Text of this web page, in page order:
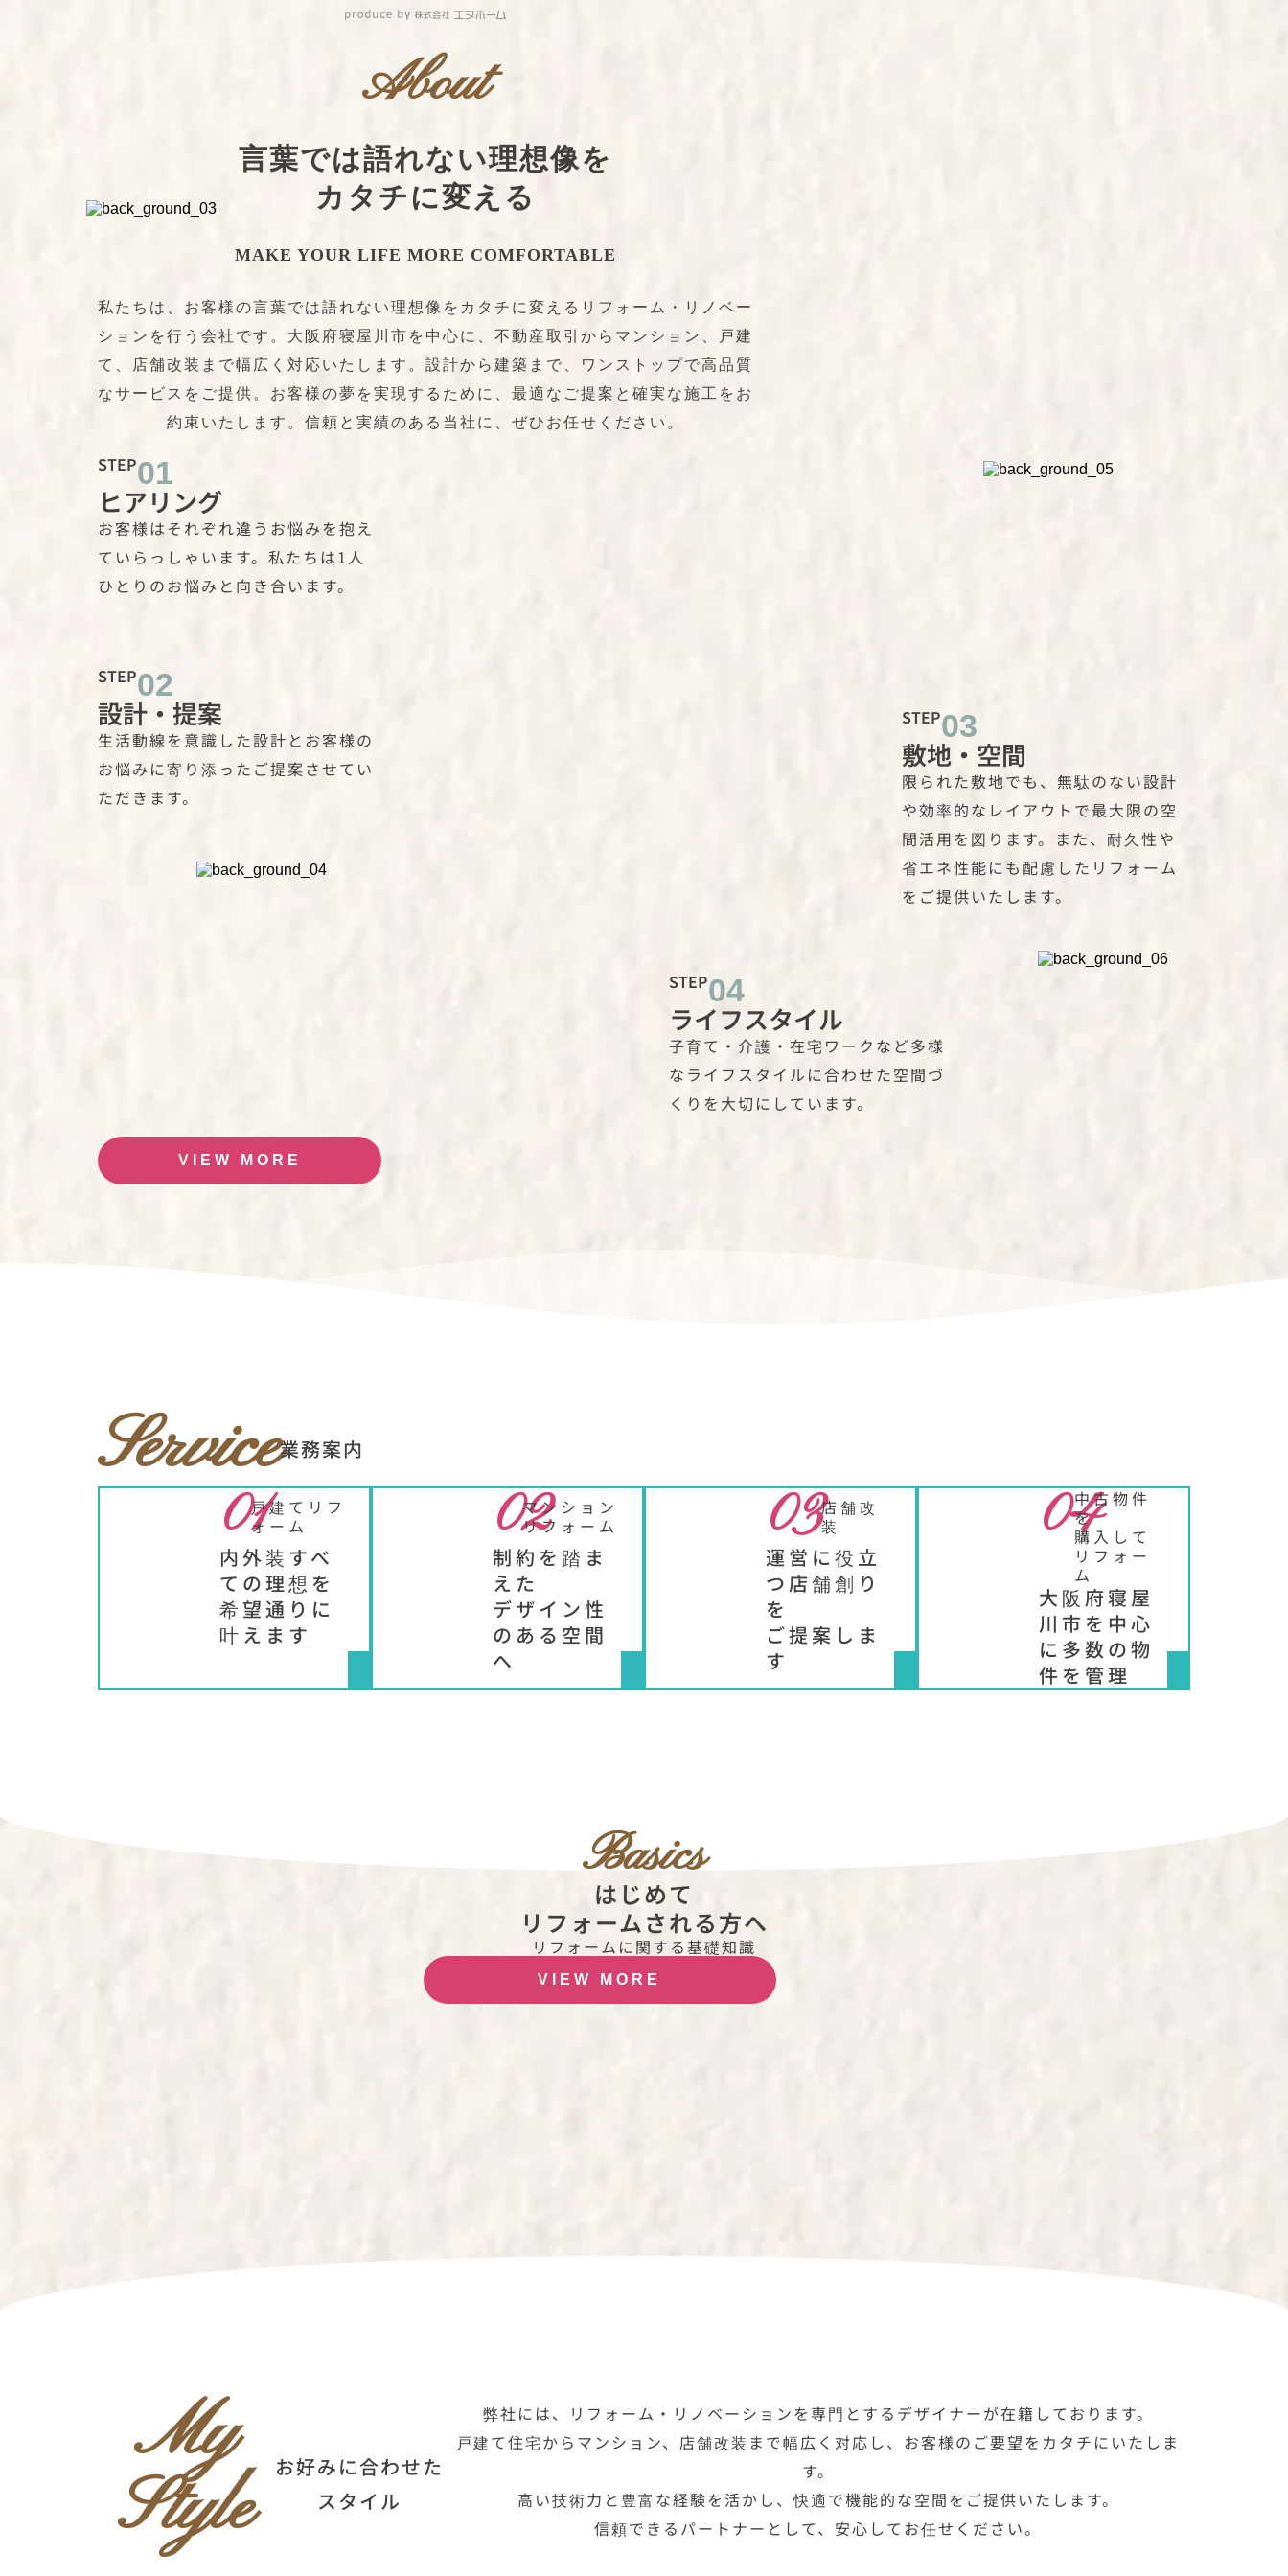
About
言葉では語れない理想像を
カタチに変える
MAKE YOUR LIFE MORE COMFORTABLE
私たちは、お客様の言葉では語れない理想像をカタチに変えるリフォーム・リノベー
ションを行う会社です。大阪府寝屋川市を中心に、不動産取引からマンション、戸建
て、店舗改装まで幅広く対応いたします。設計から建築まで、ワンストップで高品質
なサービスをご提供。お客様の夢を実現するために、最適なご提案と確実な施工をお
約束いたします。信頼と実績のある当社に、ぜひお任せください。
STEP01
ヒアリング
お客様はそれぞれ違うお悩みを抱え
ていらっしゃいます。私たちは1人
ひとりのお悩みと向き合います。
STEP02
設計・提案
生活動線を意識した設計とお客様の
お悩みに寄り添ったご提案させてい
ただきます。
STEP03
敷地・空間
限られた敷地でも、無駄のない設計
や効率的なレイアウトで最大限の空
間活用を図ります。また、耐久性や
省エネ性能にも配慮したリフォーム
をご提供いたします。
STEP04
ライフスタイル
子育て・介護・在宅ワークなど多様
なライフスタイルに合わせた空間づ
くりを大切にしています。
VIEW MORE
Service業務案内
01戸建てリフ
ォーム
内外装すべ
ての理想を
希望通りに
叶えます
02マンション
リフォーム
制約を踏ま
えた
デザイン性
のある空間
へ
03店舗改
装
運営に役立
つ店舗創り
を
ご提案しま
す
04中古物件
を
購入して
リフォー
ム
大阪府寝屋
川市を中心
に多数の物
件を管理
Basics
はじめて
リフォームされる方へ
リフォームに関する基礎知識
VIEW MORE
My
Style
お好みに合わせた
スタイル
弊社には、リフォーム・リノベーションを専門とするデザイナーが在籍しております。
戸建て住宅からマンション、店舗改装まで幅広く対応し、お客様のご要望をカタチにいたしま
す。
高い技術力と豊富な経験を活かし、快適で機能的な空間をご提供いたします。
信頼できるパートナーとして、安心してお任せください。